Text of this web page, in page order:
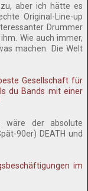
aber ich hätte es
Original-Line-up
Drummer
Wie auch immer,
machen. Die Welt
Gesellschaft für
du Bands mit einer
wäre der absolute
90er) DEATH und
im